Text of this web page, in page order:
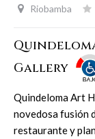
Riobamba
Gallery
Quindeloma Art
novedosa fusión
restaurante y